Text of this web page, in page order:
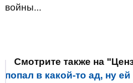
войны...
Смотрите также на
попал в какой-то ад, ну